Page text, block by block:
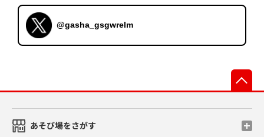
@gasha_gsgwrelm
あそび場をさがす